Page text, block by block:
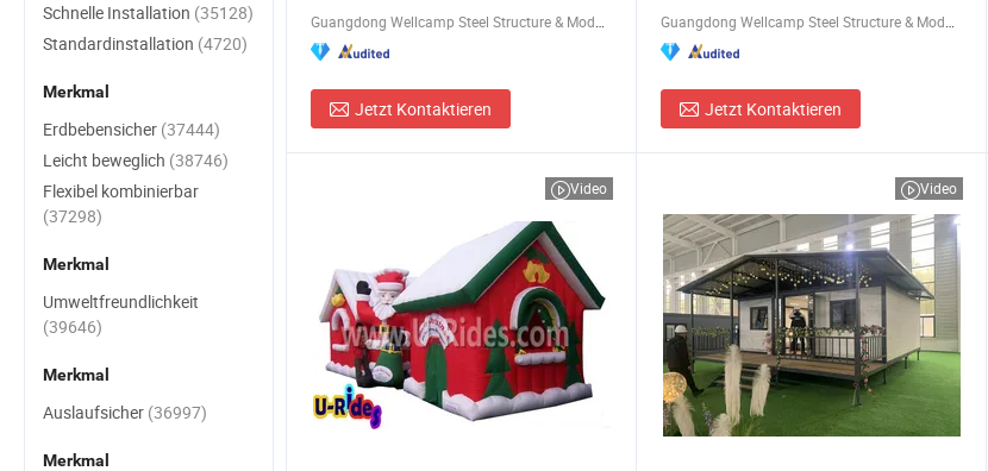
Jetzt Kontaktieren Jetzt Kontaktieren
Video Video
Schnelle Installation (35128)
Standardinstallation (4720)
Merkmal
Erdbebensicher (37444)
Leicht beweglich (38746)
Flexibel kombinierbar
(37298)
Merkmal
Umweltfreundlichkeit
(39646)
Merkmal
Auslaufsicher (36997)
Merkmal